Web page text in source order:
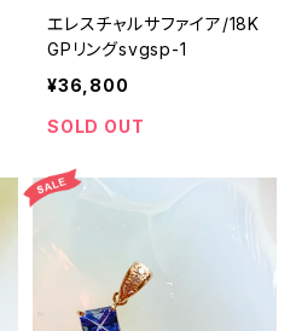
エレスチャルサファイア/18K
GPリングsvgsp-1
¥36,800
SOLD OUT